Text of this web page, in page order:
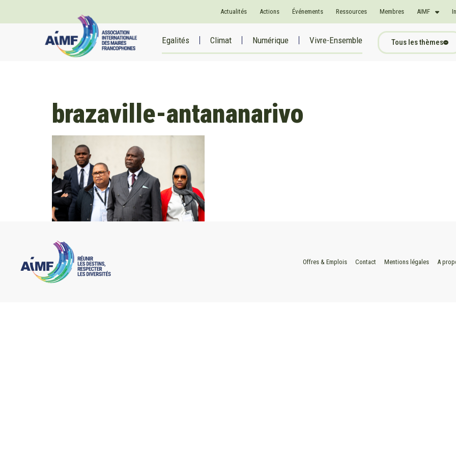
Actualités Actions Événements Ressources Membres AIMF
Egalités Climat Numérique Vivre-Ensemble Tous les thèmes
brazaville-antananarivo
Offres & Emplois Contact Mentions légales A